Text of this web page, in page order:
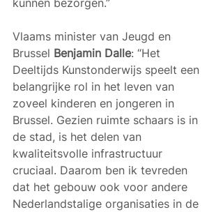
kunnen bezorgen.”
Vlaams minister van Jeugd en
Brussel Benjamin Dalle: “Het
Deeltijds Kunstonderwijs speelt een
belangrijke rol in het leven van
zoveel kinderen en jongeren in
Brussel. Gezien ruimte schaars is in
de stad, is het delen van
kwaliteitsvolle infrastructuur
cruciaal. Daarom ben ik tevreden
dat het gebouw ook voor andere
Nederlandstalige organisaties in de